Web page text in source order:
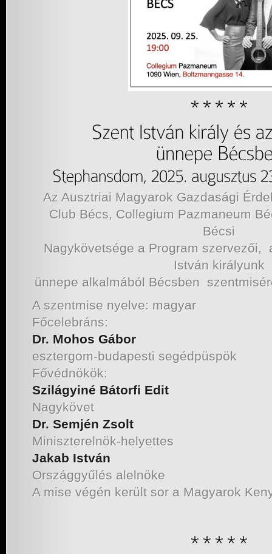
Az Ausztriai Magyarok Gazdasági
Club Bécs, Collegium Pazmaneum
Bécsi
Nagykövetsége a Program szervezői,
István királyunk
ünnepe alkalmából Bécsben
A szentmise nyelve: magyar
Főcelebráns:
Dr. Mohos Gábor
esztergom-budapesti segédpüspök
Fővédnökök:
Szilágyiné Bátorfi Edit
Nagykövet
Dr. Semjén Zsolt
Miniszterelnök-helyettes
Jakab István
Országgyűlés alelnöke
A mise végén került sor a Magyarok